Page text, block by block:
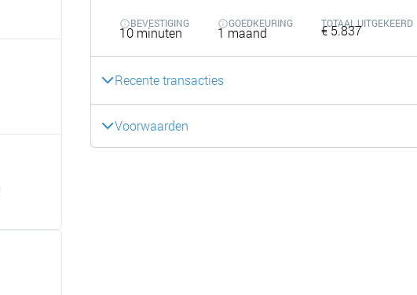
BEVESTIGING
10 minuten
GOEDKEURING
1 maand
TOTAAL UITGEKEERD
€ 5.837
Recente transacties
Voorwaarden